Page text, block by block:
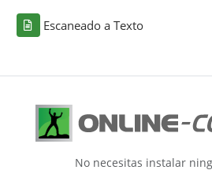
Escaneado a Texto
No necesitas instalar